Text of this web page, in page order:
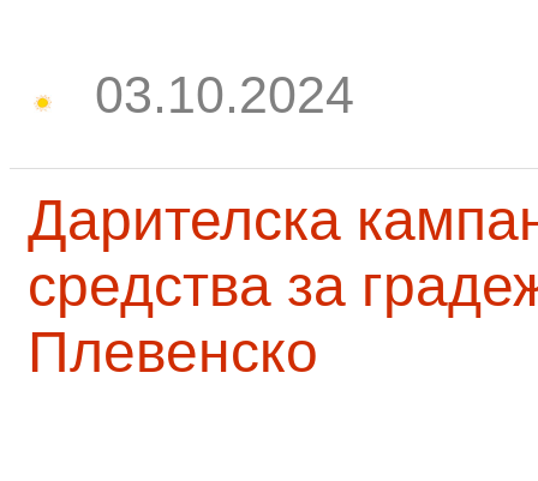
03.10.2024
Дарителска
средства за
Плевенско